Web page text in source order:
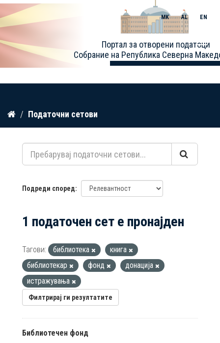
Прескокнете
содржина
Портал за отворени податоци
Собрание на Република Северна
MK AL EN
Toggle
Податочни сетови
Подреди според
1 податочен сет е пронајден
Тагови: библиотека
книга
библиотекар
фонд
донација
истражувања
Филтрирај ги резултатите
Библиотечен фонд